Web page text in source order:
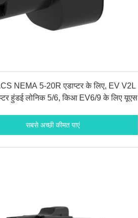
NEMA 5-20R एडाप्टर के लिए, EV V2L
हुंडई लोनिक 5/6, किआ EV6/9 के लिए यूएस
सबसे अच्छी कीमत पाएं